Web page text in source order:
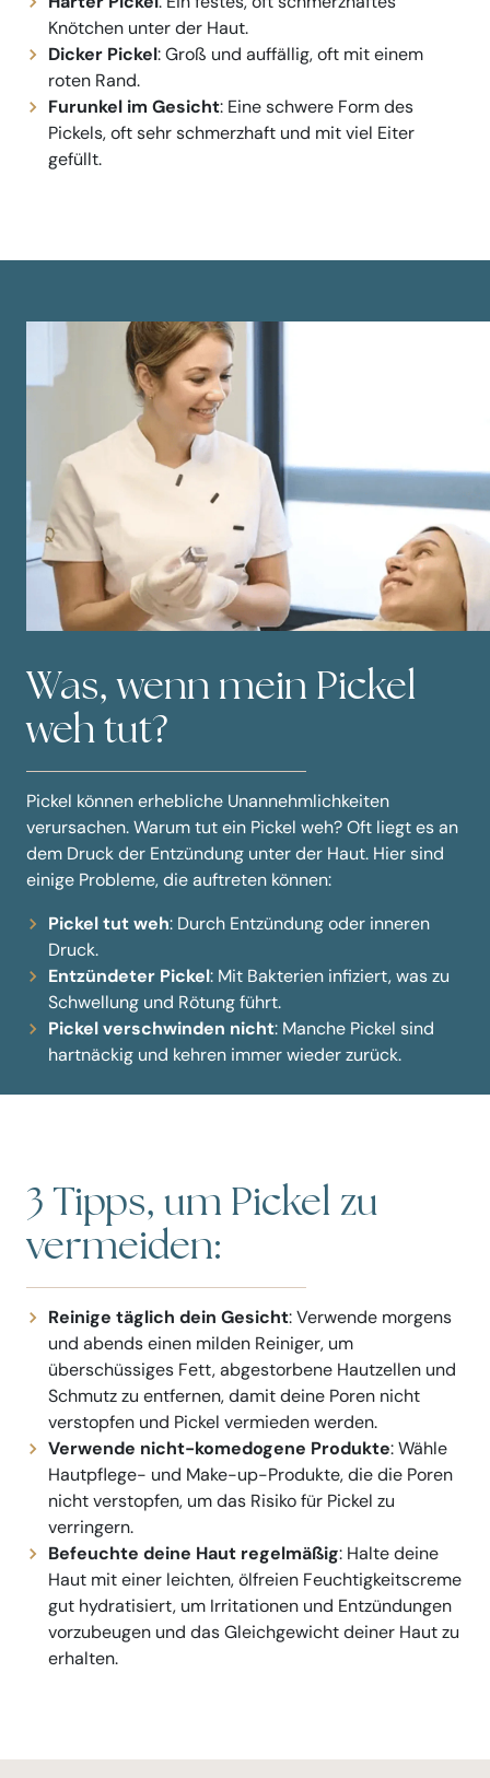
Knötchen unter der Haut.
Dicker Pickel: Groß und auffällig, oft mit einem
roten Rand.
Furunkel im Gesicht: Eine schwere Form des
Pickels, oft sehr schmerzhaft und mit viel Eiter
gefüllt.
Was, wenn mein Pickel
weh tut?
Pickel können erhebliche Unannehmlichkeiten
verursachen. Warum tut ein Pickel weh? Oft liegt es an
dem Druck der Entzündung unter der Haut. Hier sind
einige Probleme, die auftreten können:
Pickel tut weh: Durch Entzündung oder inneren
Druck.
Entzündeter Pickel: Mit Bakterien infiziert, was zu
Schwellung und Rötung führt.
Pickel verschwinden nicht: Manche Pickel sind
hartnäckig und kehren immer wieder zurück.
3 Tipps, um Pickel zu
vermeiden:
Reinige täglich dein Gesicht: Verwende morgens
und abends einen milden Reiniger, um
überschüssiges Fett, abgestorbene Hautzellen und
Schmutz zu entfernen, damit deine Poren nicht
verstopfen und Pickel vermieden werden.
Verwende nicht-komedogene Produkte: Wähle
Hautpflege- und Make-up-Produkte, die die Poren
nicht verstopfen, um das Risiko für Pickel zu
verringern.
Befeuchte deine Haut regelmäßig: Halte deine
Haut mit einer leichten, ölfreien Feuchtigkeitscreme
gut hydratisiert, um Irritationen und Entzündungen
vorzubeugen und das Gleichgewicht deiner Haut zu
erhalten.